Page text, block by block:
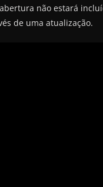
não estará
de uma atualização.